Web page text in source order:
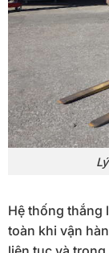
Hệ thống thắng
toàn khi vận